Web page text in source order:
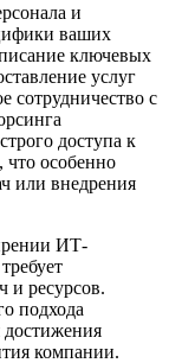
и
ваших
ключевых
услуг
сотрудничество с
доступа к
особенно
или внедрения
ИТ-
и ресурсов.
подхода
достижения
компании.